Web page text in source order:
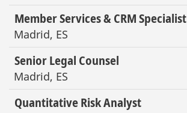
Member Services & CRM Specialist
Madrid, ES
Senior Legal Counsel
Madrid, ES
Quantitative Risk Analyst